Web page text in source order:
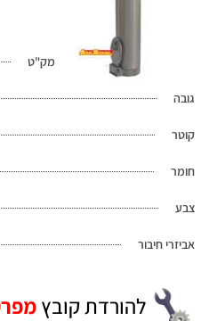
מק"ט
גובה
קוטר
חומר
צבע
אביזרי חיבור
להורדת קובץ